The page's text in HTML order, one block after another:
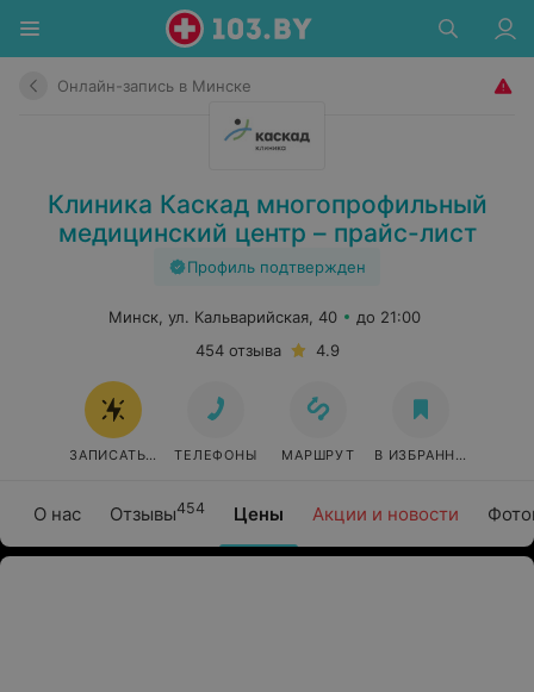
Онлайн-запись в Минске
Клиника Каскад многопрофильный
медицинский центр – прайс-лист
Профиль подтвержден
О нас Отзывы454 Цены Акции и новости
Минск, ул. Кальварийская, 40
до 21:00
454 отзыва
4.9
ЗАПИСАТЬСЯ ОНЛАЙН
ТЕЛЕФОНЫ МАРШРУТ В ИЗБРАННОЕ